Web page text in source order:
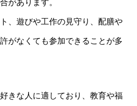
があります。
、遊びや工作の見守り、配膳や
がなくても参加できることが多
きな人に適しており、教育や福